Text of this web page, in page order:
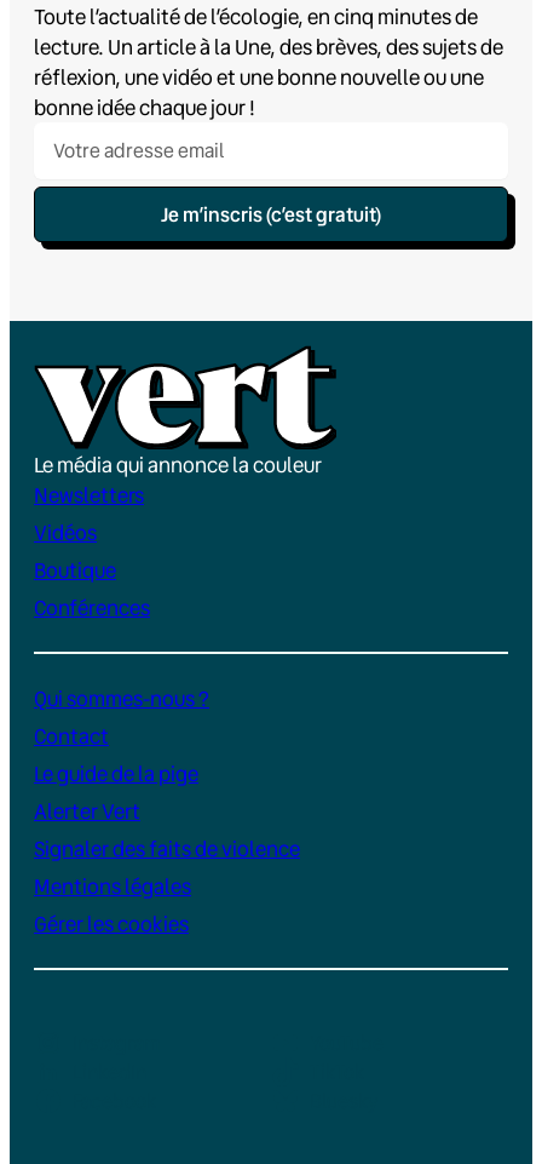
Toute l’actualité de l’écologie, en cinq minutes de
lecture. Un article à la Une, des brèves, des sujets de
réflexion, une vidéo et une bonne nouvelle ou une
bonne idée chaque jour !
Je m’inscris (c’est gratuit)
Le média qui annonce la couleur
Newsletters
Vidéos
Boutique
Conférences
Qui sommes-nous ?
Contact
Le guide de la pige
Alerter Vert
Signaler des faits de violence
Mentions légales
Gérer les cookies